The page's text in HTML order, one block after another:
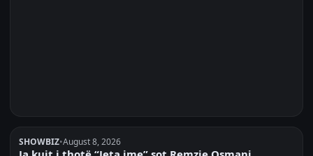
SHOWBIZ•August 8, 2026